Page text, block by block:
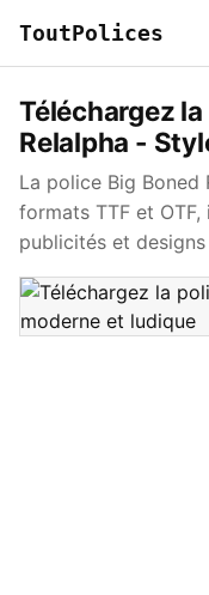
ToutPolices
Téléchargez
Relalpha -
La police Big Boned
formats TTF et
publicités et